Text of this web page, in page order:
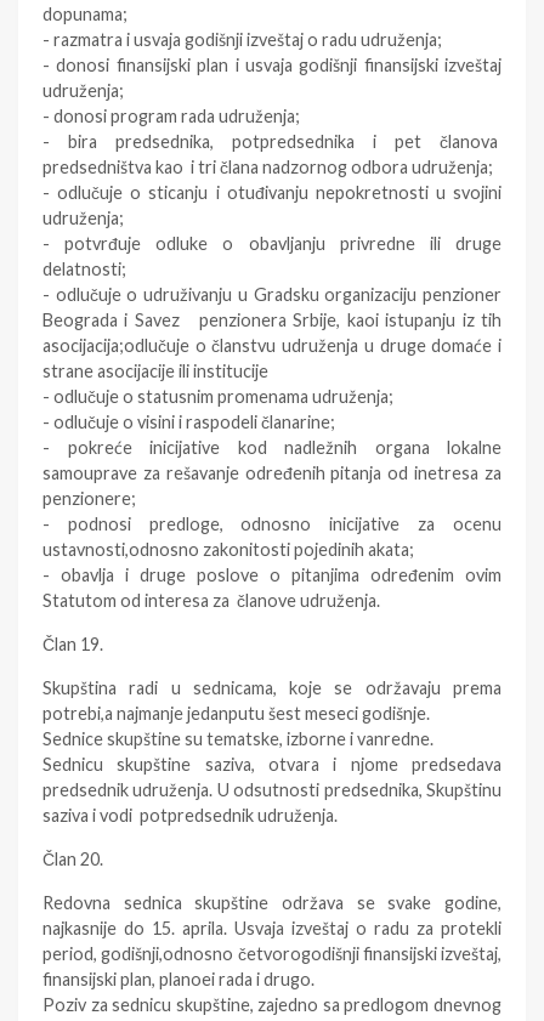
dopunama;
- razmatra i usvaja godišnji izveštaj o radu udruženja;
- donosi finansijski plan i usvaja godišnji finansijski izveštaj
udruženja;
- donosi program rada udruženja;
- bira predsednika, potpredsednika i pet članova
predsedništva kao i tri člana nadzornog odbora udruženja;
- odlučuje o sticanju i otuđivanju nepokretnosti u svojini
udruženja;
- potvrđuje odluke o obavljanju privredne ili druge
delatnosti;
- odlučuje o udruživanju u Gradsku organizaciju penzioner
Beograda i Savez penzionera Srbije, kaoi istupanju iz tih
asocijacija;odlučuje o članstvu udruženja u druge domaće i
strane asocijacije ili institucije
- odlučuje o statusnim promenama udruženja;
- odlučuje o visini i raspodeli članarine;
- pokreće inicijative kod nadležnih organa lokalne
samouprave za rešavanje određenih pitanja od inetresa za
penzionere;
- podnosi predloge, odnosno inicijative za ocenu
ustavnosti,odnosno zakonitosti pojedinih akata;
- obavlja i druge poslove o pitanjima određenim ovim
Statutom od interesa za članove udruženja.
Član 19.
Skupština radi u sednicama, koje se održavaju prema
potrebi,a najmanje jedanputu šest meseci godišnje.
Sednice skupštine su tematske, izborne i vanredne.
Sednicu skupštine saziva, otvara i njome predsedava
predsednik udruženja. U odsutnosti predsednika, Skupštinu
saziva i vodi potpredsednik udruženja.
Član 20.
Redovna sednica skupštine održava se svake godine,
najkasnije do 15. aprila. Usvaja izveštaj o radu za protekli
period, godišnji,odnosno četvorogodišnji finansijski izveštaj,
finansijski plan, planoei rada i drugo.
Poziv za sednicu skupštine, zajedno sa predlogom dnevnog